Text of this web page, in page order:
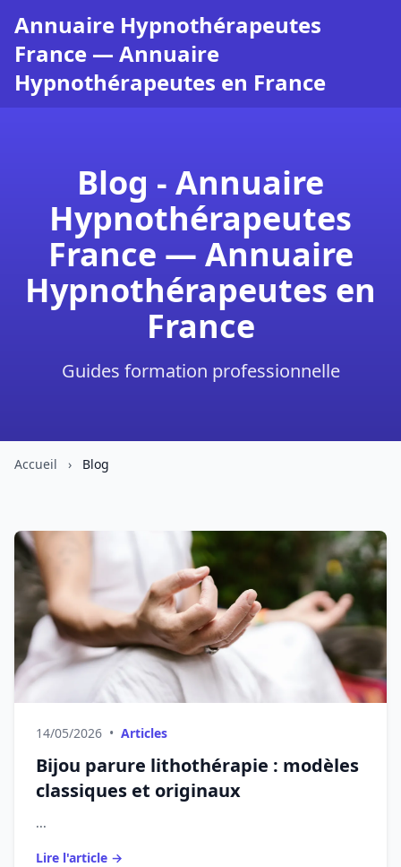
Annuaire Hypnothérapeutes
France — Annuaire
Hypnothérapeutes en France
Blog - Annuaire
Hypnothérapeutes
France — Annuaire
Hypnothérapeutes en
France
Guides formation professionnelle
Accueil › Blog
14/05/2026 • Articles
Bijou parure lithothérapie : modèles
classiques et originaux
...
Lire l'article →